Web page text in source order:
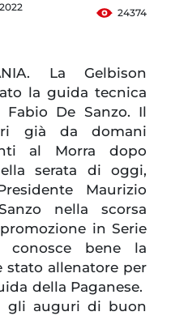
24374
La Gelbison
la guida tecnica
De Sanzo. Il
già da domani
al Morra dopo
serata di oggi,
Maurizio
nella scorsa
in Serie
conosce bene la
stato allenatore per
della Paganese.
gli auguri di buon